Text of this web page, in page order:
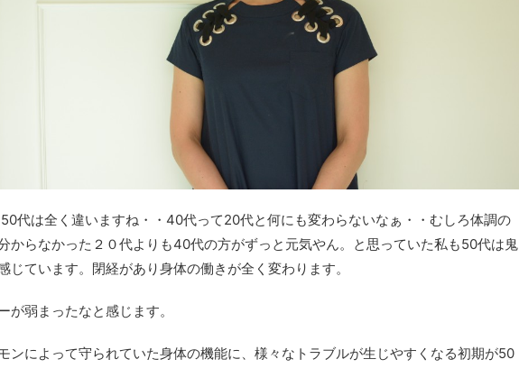
代は全く違いますね・・40代って20代と何にも変わらないなぁ・・むしろ体調の
からなかった２０代よりも40代の方がずっと元気やん。と思っていた私も50代は鬼
じています。閉経があり身体の働きが全く変わります。
が弱まったなと感じます。
ンによって守られていた身体の機能に、様々なトラブルが生じやすくなる初期が50